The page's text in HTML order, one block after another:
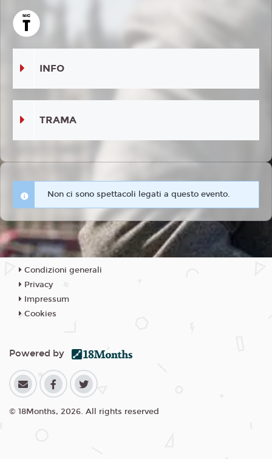
INFO
TRAMA
Non ci sono spettacoli legati a questo evento.
Condizioni generali
Privacy
Impressum
Cookies
Powered by
© 18Months, 2026. All rights reserved